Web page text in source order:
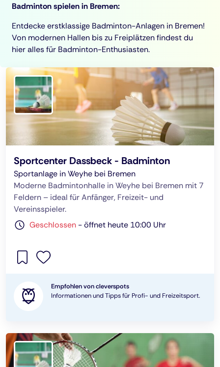
Badminton spielen in Bremen:
Entdecke erstklassige Badminton-Anlagen in Bremen!
Von modernen Hallen bis zu Freiplätzen findest du
hier alles für Badminton-Enthusiasten.
Sportcenter Dassbeck - Badminton
Sportanlage in Weyhe bei Bremen
Moderne Badmintonhalle in Weyhe bei Bremen mit 7
Feldern – ideal für Anfänger, Freizeit- und
Vereinsspieler.
Geschlossen -öffnet heute 10:00 Uhr
Empfohlen von cleverspots
Informationen und Tipps für Profi- und Freizeitsport.